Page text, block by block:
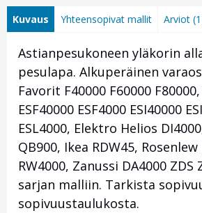
Kuvaus Yhteensopivat mallit Arviot
Astianpesukoneen yläkorin
pesulapa. Alkuperäinen
Favorit F40000 F60000
ESF40000 ESF4000 ESI40000
ESL4000, Elektro Helios
QB900, Ikea RDW45, Rosenlew
RW4000, Zanussi DA4000 ZDS
sarjan malliin. Tarkista
sopivuustaulukosta.